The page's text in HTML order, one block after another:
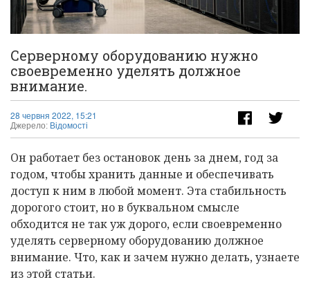
Серверному оборудованию нужно
своевременно уделять должное
внимание.
28 червня 2022, 15:21
Джерело: Відомості
Он работает без остановок день за днем, год за
годом, чтобы хранить данные и обеспечивать
доступ к ним в любой момент. Эта стабильность
дорогого стоит, но в буквальном смысле
обходится не так уж дорого, если своевременно
уделять серверному оборудованию должное
внимание. Что, как и зачем нужно делать, узнаете
из этой статьи.